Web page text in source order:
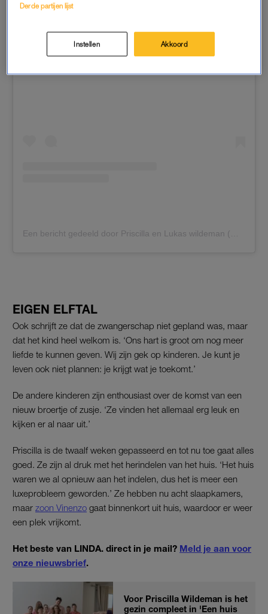
EIGEN ELFTAL
Ook schrijft ze dat de zwangerschap niet gepland was, maar
dat het kind heel welkom is. ‘Ons hart is groot om nog meer
liefde te kunnen geven. Wij zijn gek op kinderen. Je kunt je
leven ook niet plannen: je krijgt wat je toekomt.’
De andere kinderen zijn enthousiast over de komst van een
nieuw broertje of zusje. ‘Ze vinden het allemaal erg leuk en
kijken er al naar uit.’
Priscilla is de twaalf weken gepasseerd en tot nu toe gaat alles
goed. Ze zijn al druk met het herindelen van het huis. ‘Het huis
waren we al opnieuw aan het indelen, dus het is meer een
luxeprobleem geworden.’ Ze hebben nu acht slaapkamers,
maar zoon Vinenzo gaat binnenkort uit huis, waardoor er weer
een plek vrijkomt.
Het beste van LINDA. direct in je mail? Meld je aan voor
onze nieuwsbrief.
Voor Priscilla Wildeman is het
gezin compleet in 'Een huis
Derde partijen lijst
Instellen Akkoord